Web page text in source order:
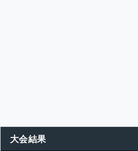
大会結果